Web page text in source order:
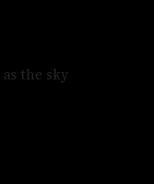
the sky